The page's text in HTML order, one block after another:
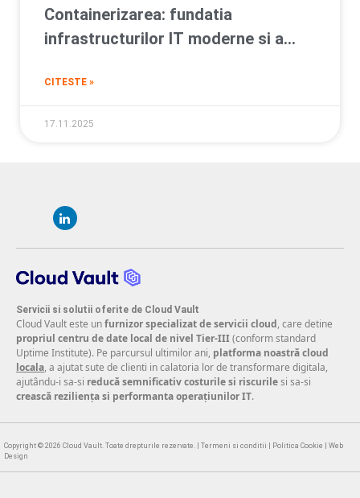
Containerizarea: fundatia
infrastructurilor IT moderne si a
CITESTE »
17.11.2025
Servicii si solutii oferite de Cloud Vault
Cloud Vault este unfurnizor specializat de servicii cloud, care detine
propriul centru de date local de nivel Tier-III(conform standard
Uptime Institute). Pe parcursul ultimilor ani, platforma noastră cloud
locala, a ajutat sute de clienti in calatoria lor de transformare digitala,
ajutându-i sa-si reducă semnificativ costurile si riscurilesi sa-si
crească reziliența si performanta operațiunilor IT.
Copyright © 2026 Cloud Vault. Toate drepturile rezervate. | Termeni si conditii Politica Cookie
Web
Design